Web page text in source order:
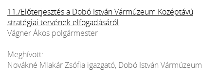
11./Előterjesztés a Dobó István Vármúzeum Középtávú
stratégiai tervének elfogadásáról
Vágner Ákos polgármester
Meghívott:
Novákné Mlakár Zsófia igazgató, Dobó István Vármúzeum